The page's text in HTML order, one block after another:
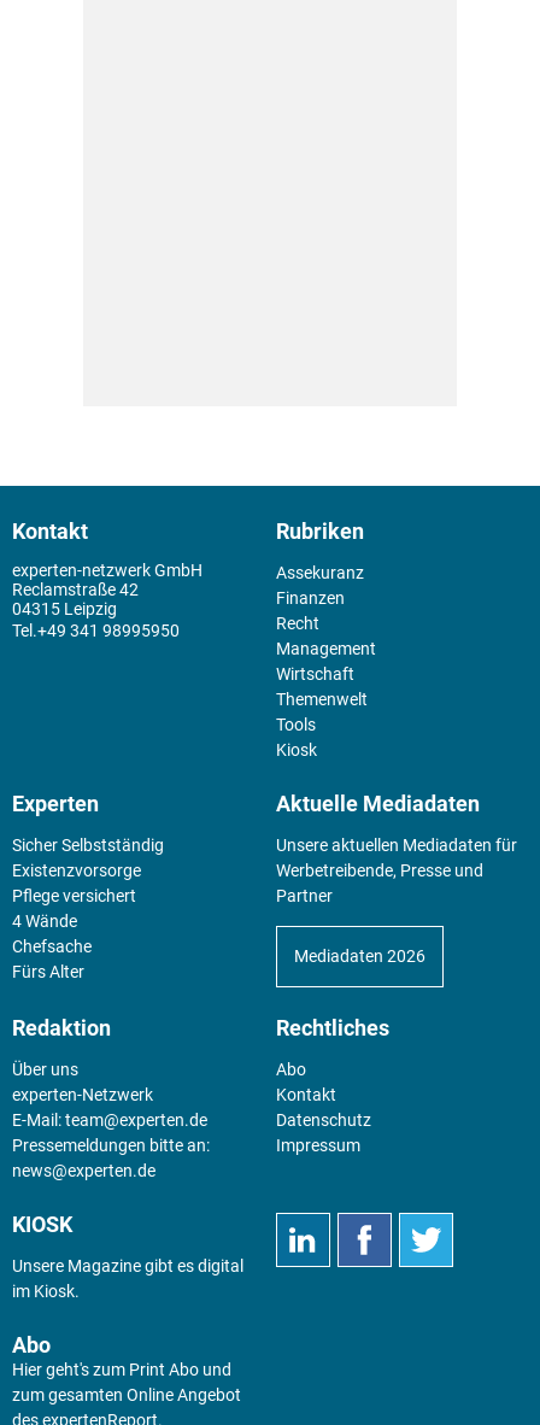
Kontakt
experten-netzwerk GmbH
Reclamstraße 42
04315 Leipzig
+49 341 98995950
Rubriken
Assekuranz
Finanzen
Recht
Management
Wirtschaft
Themenwelt
Tools
Kiosk
Experten
Sicher Selbstständig
Existenz­vorsorge
Pflege versichert
4 Wände
Chefsache
Fürs Alter
Aktuelle Mediadaten
Unsere aktuellen Mediadaten für
Werbetreibende, Presse und
Partner
Mediadaten 2026
Redaktion
Über uns
experten-Netzwerk
E-Mail:team@experten.de
Pressemeldungen bitte an:
news@experten.de
Rechtliches
Abo
Kontakt
Datenschutz
Impressum
KIOSK
Unsere Magazine gibt es digital
im Kiosk.
Abo
Hier geht's zum Print Abo und
zum gesamten Online Angebot
des expertenReport.